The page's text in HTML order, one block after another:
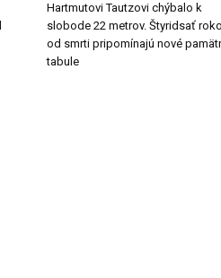
Hartmutovi Tautzovi chýbalo k
slobode 22 metrov. Štyridsať
od smrti pripomínajú nové
tabule